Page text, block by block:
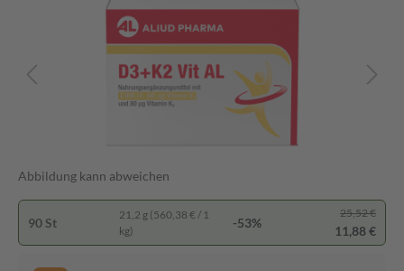
Abbildung kann abweichen
90 St
21,2 g (560,38 € / 1
kg)
-53%
25,52 €
11,88 €